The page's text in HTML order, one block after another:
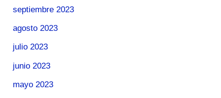
septiembre 2023
agosto 2023
julio 2023
junio 2023
mayo 2023